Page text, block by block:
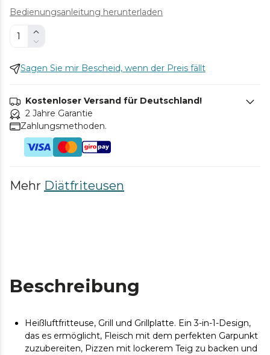
Bedienungsanleitung herunterladen
Sagen Sie mir Bescheid, wenn der Preis fällt
Kostenloser Versand für Deutschland!
2 Jahre Garantie
Zahlungsmethoden.
Mehr Diätfriteusen
Beschreibung
Heißluftfritteuse, Grill und Grillplatte. Ein 3-in-1-Design,
das es ermöglicht, Fleisch mit dem perfekten Garpunkt
zuzubereiten, Pizzen mit lockerem Teig zu backen und